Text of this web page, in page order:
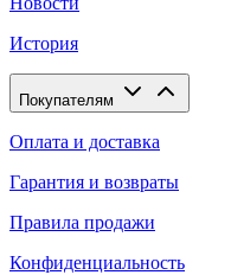
История
Покупателям
Оплата и доставка
Гарантия и возвраты
Правила продажи
Конфиденциальность